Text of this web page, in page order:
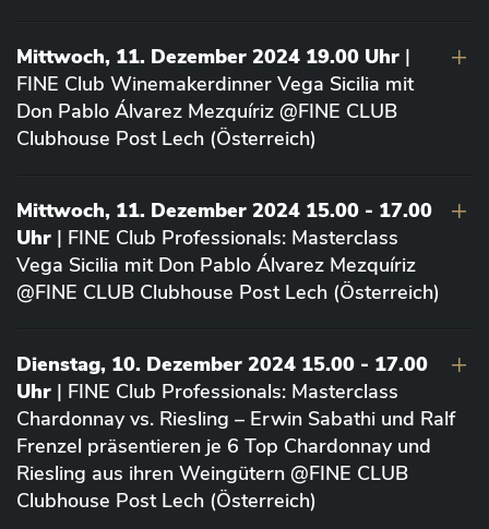
Mittwoch, 11. Dezember 2024 19.00 Uhr |
FINE Club Winemakerdinner Vega Sicilia mit
Don Pablo Álvarez Mezquíriz @FINE CLUB
Clubhouse Post Lech (Österreich)
Mittwoch, 11. Dezember 2024 15.00 - 17.00
Uhr | FINE Club Professionals: Masterclass
Vega Sicilia mit Don Pablo Álvarez Mezquíriz
@FINE CLUB Clubhouse Post Lech (Österreich)
Dienstag, 10. Dezember 2024 15.00 - 17.00
Uhr | FINE Club Professionals: Masterclass
Chardonnay vs. Riesling – Erwin Sabathi und Ralf
Frenzel präsentieren je 6 Top Chardonnay und
Riesling aus ihren Weingütern @FINE CLUB
Clubhouse Post Lech (Österreich)